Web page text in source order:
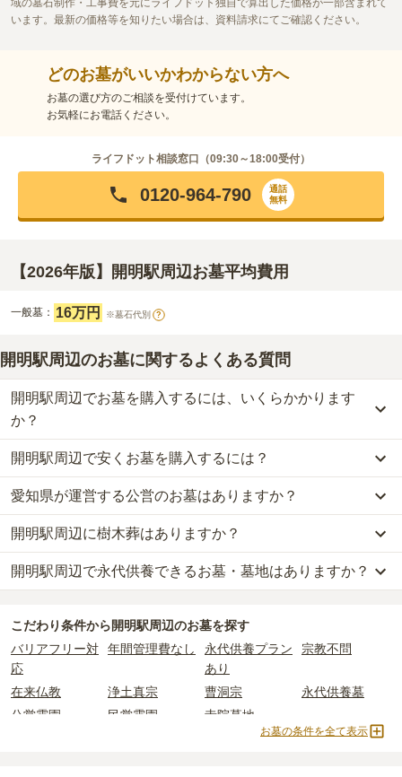
域の墓石制作・工事費を元にライフドット独自で算出した価格が一部含まれて
います。最新の価格等を知りたい場合は、資料請求にてご確認ください。
どのお墓がいいかわからない方へ
お墓の選び方のご相談を受付けています。
お気軽にお電話ください。
ライフドット相談窓口（09:30～18:00受付）
0120-964-790
通話
無料
【2026年版】開明駅周辺お墓平均費用
一般墓： 16万円 ※墓石代別 ?
開明駅周辺のお墓に関するよくある質問
開明駅周辺でお墓を購入するには、いくらかかります
か？
開明駅周辺での購入費用の目安は、一般墓が約177万円
一般墓を建てる場合は、「永代使用料（土地代）」と「墓石代」の
2つが主な費用となります。
開明駅周辺の一般墓の永代使用料の平均は16万円で、墓石代は愛知
県の平均161万円です。いずれも区画の広さや墓石の大きさ・素材
開眼法要の費用 ：お墓を新しく建てた際に行う儀式のための費
用。僧侶に渡すお布施がかかります。
・納骨式の費用 ：お墓に遺骨を納める儀式のための費用。僧侶に渡
すお布施、会食などの費用がかかります。
・年間管理費
：お墓の管理費。契約後、毎年発生するケースがあり
ます。
開明駅周辺で安くお墓を購入するには？
開明駅周辺で一番安価なお墓は、一宮市営 奥町墓地
で、
10万円(墓石代別)からお求めいただけます。
一般的に最も費用を抑えられるのは、他の方のご遺骨と一緒に埋葬
する「合祀墓（ごうしぼ）」と呼ばれるタイプです。個別のお墓に
比べて省スペースで管理の手間がかからないため、費用が安く設定
価格の目安は、1名あたり5万円〜30万円程度です。
開明駅周辺で安価なお墓を探したい場合は、価格の安い順で並び替
えてお墓を探すのがおすすめです。
愛知県が運営する公営のお墓はありますか？
開明駅周辺には、愛知県が運営する公営の霊園が
一宮市営 東島霊園、一宮市営 奥町墓地、羽島市営 新井区墓地など
が代表的です。
れているケースがほとんどです。
主な条件として、遺骨がすでにある、該当の市区町村に一定年数以
上住んでいるなどが挙げられます。
条件を満たさない場合は、申し込み自体ができないことも多いた
め、事前の確認が重要です。
契約条件の詳細は、各霊園のページをご確認いただくか、資料請求
開明駅周辺に樹木葬はありますか？
開明駅周辺には、樹木葬の掲載がありません。
自然葬をお考えの場合は、海洋散骨もご検討ください。
開明駅周辺で永代供養できるお墓・墓地はありますか？
詳しくは、開明駅周辺の永代供養の一覧をご覧ください。
こだわり条件から開明駅周辺のお墓を探す
バリアフリー対
応
年間管理費なし
永代供養プラン
あり
宗教不問
在来仏教 浄土真宗 曹洞宗
永代供養墓
公営霊園
民営霊園 寺院墓地
お墓の条件を全て表示